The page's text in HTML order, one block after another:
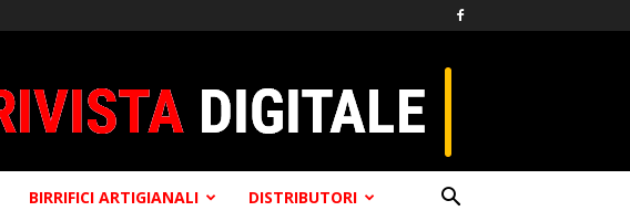
BIRRIFICI ARTIGIANALI DISTRIBUTORI